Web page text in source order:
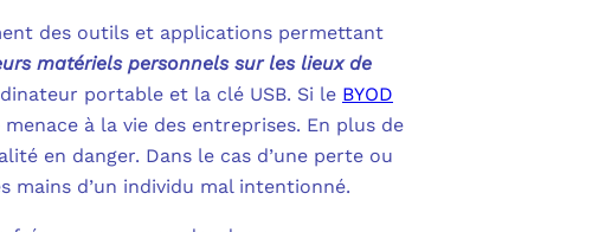
des outils et applications permettant
matériels personnels sur les lieux de
portable et la clé USB. Si le BYOD
à la vie des entreprises. En plus de
en danger. Dans le cas d’une perte ou
mains d’un individu mal intentionné.
MULTI-FACTEURS (MFA)
FIBRE POUR PROFESSIONNELS
SUR MESURE
REPRISE D’ACTIVITÉ PRA
CLIENTS